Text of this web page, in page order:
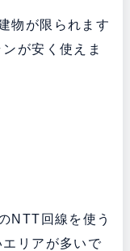
物が限られます
が安く使えま
NTT回線を使う
リアが多いで